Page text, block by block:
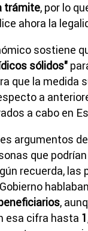
trámite, por lo
ahora la
sostiene
sólidos"
que la medida
a
a cabo en
argumentos
que
recuerda, las
,
esa cifra hasta